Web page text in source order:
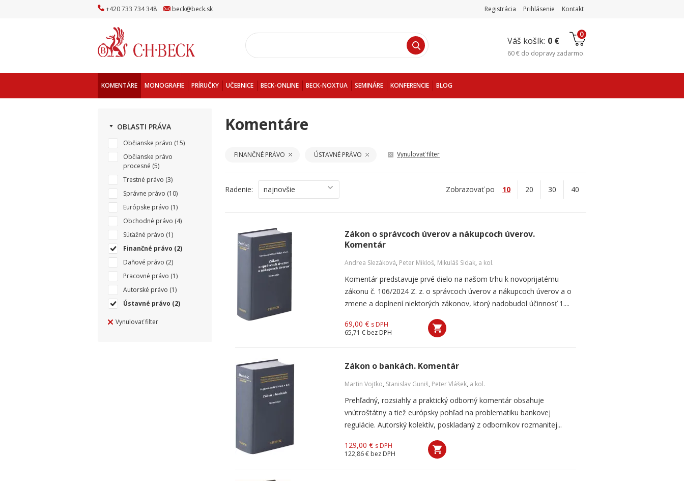
+420733 734348 beck@beck.sk Registrácia Prihlásenie Kontakt
Váš košík: 0 €
0
60 € do dopravy zadarmo.
KOMENTÁRE MONOGRAFIE PRÍRUČKY UČEBNICE BECK-ONLINE BECK-NOXTUA SEMINÁRE KONFERENCIE BLOG
OBLASTI PRÁVA
Občianske právo (15)
Občianske právo
procesné (5)
Trestné právo (3)
Správne právo (10)
Európske právo (1)
Obchodné právo (4)
Súťažné právo (1)
Finančné právo (2)
Daňové právo (2)
Pracovné právo (1)
Autorské právo (1)
Ústavné právo (2)
Vynulovať filter
Komentáre
FINANČNÉ PRÁVO ÚSTAVNÉ PRÁVO Vynulovať filter
Radenie: najnovšie Zobrazovať po 10 20 30 40
Zákon o správcoch úverov a nákupcoch úverov.
Komentár
Andrea Slezáková, Peter Mikloš, Mikuláš Sidak, a kol.
Komentár predstavuje prvé dielo na našom trhu k novoprijatému
zákonu č. 106/2024 Z. z. o správcoch úverov a nákupcoch úverov a o
zmene a doplnení niektorých zákonov, ktorý nadobudol účinnosť 1....
69,00 € s DPH
65,71 € bez DPH
Zákon o bankách. Komentár
Martin Vojtko, Stanislav Guniš, Peter Vlášek, a kol.
Prehľadný, rozsiahly a praktický odborný komentár obsahuje
vnútroštátny a tiež európsky pohľad na problematiku bankovej
regulácie. Autorský kolektív, poskladaný z odborníkov rozmanitej...
129,00 € s DPH
122,86 € bez DPH